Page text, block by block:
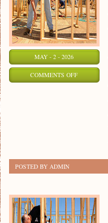
MAY - 2 - 2026
COMMENTS OFFON
POSTED BY ADMIN